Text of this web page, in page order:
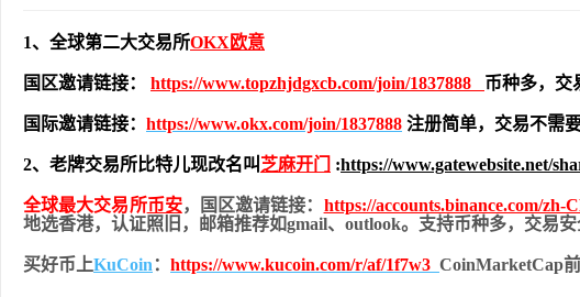
1、全球第二大交易所OKX欧意
国区邀请链接： https://www.topzhjdgxcb.com/join/1837888 币种多，交
国际邀请链接： https://www.okx.com/join/1837888 注册简单，交易不需
2、老牌交易所比特儿现改名叫 芝麻开门 :https://www.gatewebsite.net/
全球最大交易所币安，国区邀请链接： https://accounts.binance.com/zh-
地选香港，认证照旧， 邮箱推荐如gmail、outlook。支持币种多，交易安
买好币上KuCoin ： https://www.kucoin.com/r/af/1f7w3 CoinMarketCap